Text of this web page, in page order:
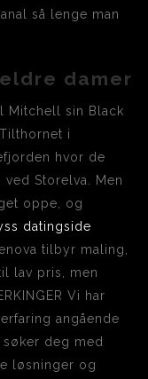
så lenge man
damer
Mitchell sin Black
i
hvor de
Storelva. Men
oppe, og
datingside
tilbyr maling,
lav pris, men
Vi har
angående
deg med
løsninger og